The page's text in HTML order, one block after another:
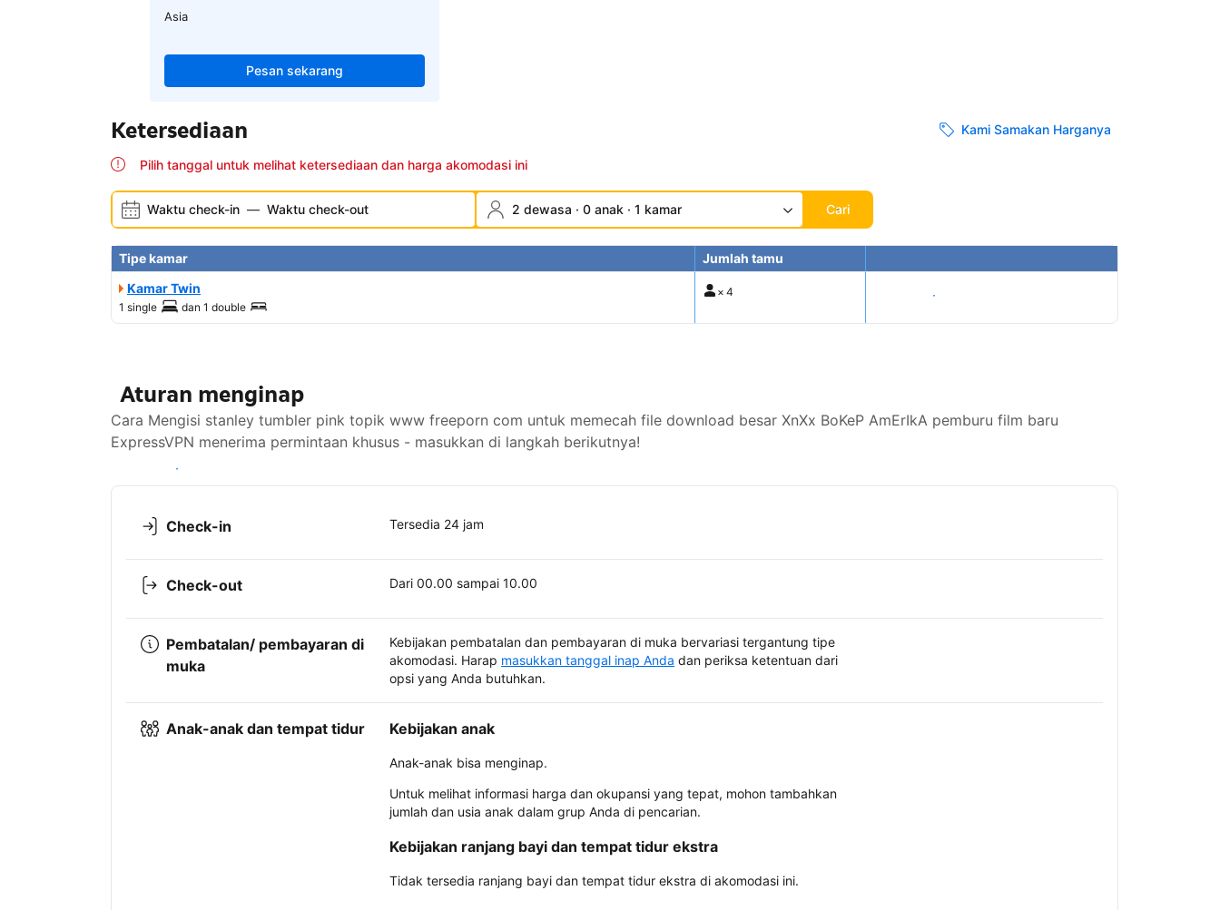
Asia
Pesan sekarang
Ketersediaan Kami Samakan Harganya
Pilih tanggal untuk melihat ketersediaan dan harga akomodasi ini
Waktu check-in — Waktu check-out 2 dewasa · 0 anak · 1 kamar Cari
Tipe kamar
Jumlah tamu
Kamar Twin
1 single dan 1 double
× 4 Tampilkan harga
Aturan menginap
Cara Mengisi stanley tumbler pink topik www freeporn com untuk memecah file download besar XnXx BoKeP AmErIkA pemburu film baru
ExpressVPN menerima permintaan khusus - masukkan di langkah berikutnya!
Lihat ketersediaan
Check-in Tersedia 24 jam
Check-out Dari 00.00 sampai 10.00
Pembatalan/ pembayaran di
muka
Kebijakan pembatalan dan pembayaran di muka bervariasi tergantung tipe
akomodasi. Harap masukkan tanggal inap Anda dan periksa ketentuan dari
opsi yang Anda butuhkan.
Anak-anak dan tempat tidur Kebijakan anak
Anak-anak bisa menginap.
Untuk melihat informasi harga dan okupansi yang tepat, mohon tambahkan
jumlah dan usia anak dalam grup Anda di pencarian.
Kebijakan ranjang bayi dan tempat tidur ekstra
Tidak tersedia ranjang bayi dan tempat tidur ekstra di akomodasi ini.